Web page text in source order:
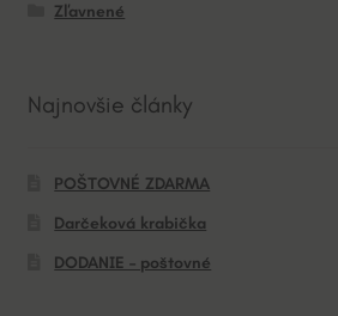
Zľavnené
Najnovšie články
POŠTOVNÉ ZDARMA
Darčeková krabička
DODANIE – poštovné